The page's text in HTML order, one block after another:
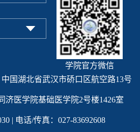
学院官方微信
国湖北省武汉市硚口区航空路13号
院基础医学院2号楼1426室
| 电话/传真：027-83692608